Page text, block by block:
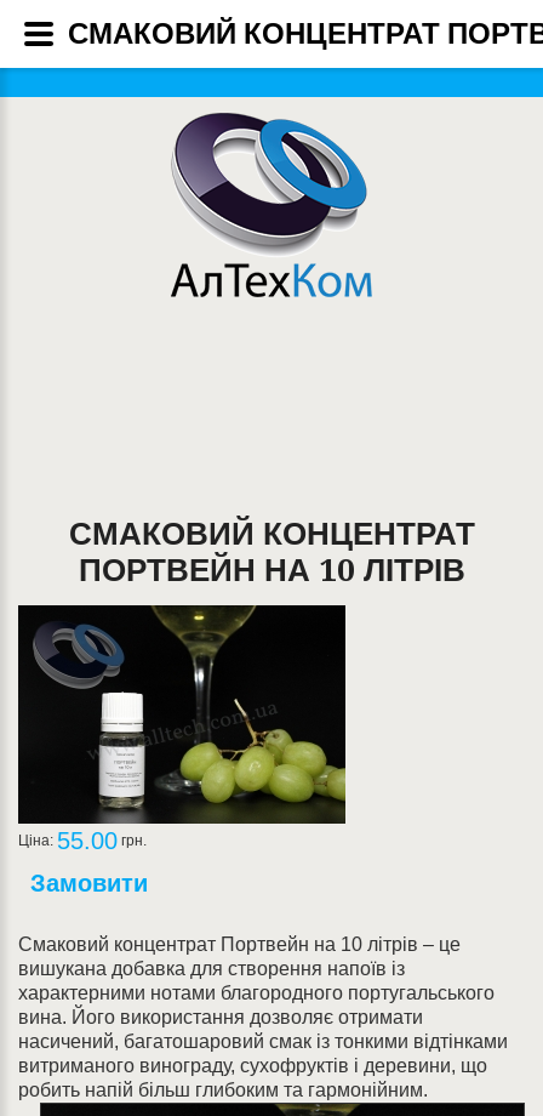
СМАКОВИЙ КОНЦЕНТРАТ
ПОРТВЕЙН НА 10 ЛІТРІВ
Ціна: 55.00 грн.
Замовити
Смаковий концентрат Портвейн на 10 літрів – це
вишукана добавка для створення напоїв із
характерними нотами благородного португальського
вина. Його використання дозволяє отримати
насичений, багатошаровий смак із тонкими відтінками
витриманого винограду, сухофруктів і деревини, що
робить напій більш глибоким та гармонійним.
СМАКОВИЙ КОНЦЕНТРАТ